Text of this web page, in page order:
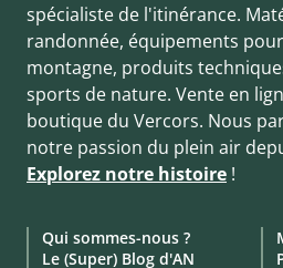
spécialiste de l'itinérance.
randonnée, équipements
montagne, produits
sports de nature. Vente en
boutique du Vercors. Nous
notre passion du plein air
Explorez notre histoire !
Qui sommes-nous ?
Le (Super) Blog d'AN